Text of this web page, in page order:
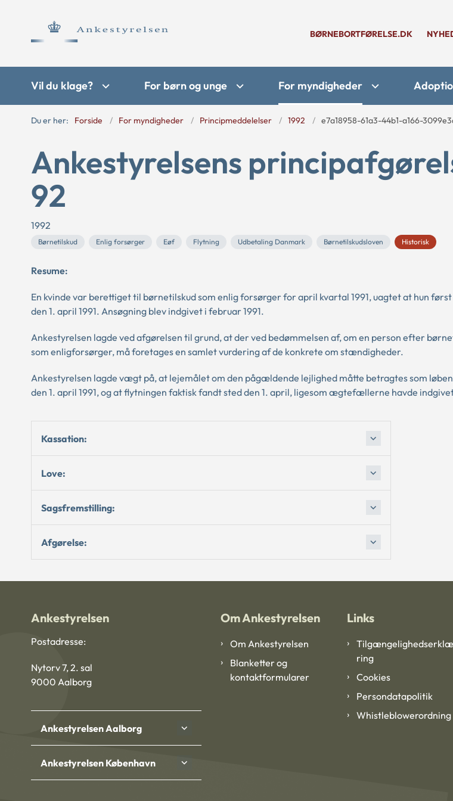
BØRNEBORTFØRELSE.DK
Vil du klage? For børn og unge For myndigheder
Du er her: Forside For myndigheder Principmeddelelser 1992 e7a18958-61a3-44b1-a166-
Ankestyrelsens
92
1992
Børnetilskud Enlig forsørger Eøf Flytning Udbetaling Danmark Børnetilskudsloven Historisk
Resume:
En kvinde var berettiget til børnetilskud som enlig forsørger for april kvartal 1991, uagtet at hun
den 1. april 1991. Ansøgning blev indgivet i februar 1991.
Ankestyrelsen lagde ved afgørelsen til grund, at der ved bedømmelsen af, om en person efter
som enligforsørger, må foretages en samlet vurdering af de konkrete om stændigheder.
Ankestyrelsen lagde vægt på, at lejemålet om den pågældende lejlighed måtte betragtes som
den 1. april 1991, og at flytningen faktisk fandt sted den 1. april, ligesom ægtefællerne havde
Kassation:
Love:
Sagsfremstilling:
Afgørelse:
Ankestyrelsen
Postadresse:
Nytorv 7, 2. sal
9000 Aalborg
Ankestyrelsen Aalborg
Ankestyrelsen København
Om Ankestyrelsen
Om Ankestyrelsen
Blanketter og
kontaktformularer
Links
Tilgængelighedserklæ
ring
Cookies
Persondatapolitik
Whistleblowerordning